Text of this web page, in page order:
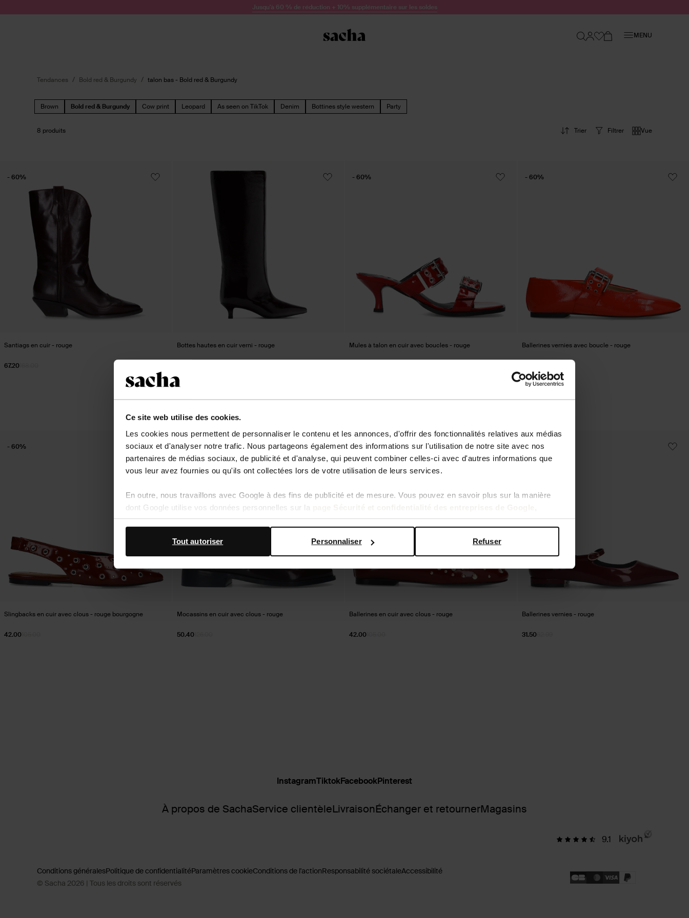
Ce site web utilise des cookies.
Les cookies nous permettent de personnaliser le contenu et les annonces, d'offrir des fonctionnalités relatives aux médias
sociaux et d'analyser notre trafic. Nous partageons également des informations sur l'utilisation de notre site avec nos
partenaires de médias sociaux, de publicité et d'analyse, qui peuvent combiner celles-ci avec d'autres informations que
vous leur avez fournies ou qu'ils ont collectées lors de votre utilisation de leurs services.
En outre, nous travaillons avec Google à des fins de publicité et de mesure. Vous pouvez en savoir plus sur la manière
dont Google utilise vos données personnelles sur la
Refuser
Personnaliser
Tout autoriser
Jusqu'à 60 % de réduction + 10% supplémentaire sur les soldes
MENU
Tendances Bold red & Burgundy talon bas - Bold red & Burgundy
Brown Bold red & Burgundy Cow print Leopard As seen on TikTok Denim Bottines style western Party
Filtrer Vue
8 produits Trier
Santiags en cuir - rouge
67.20
- 60%
Bottes hautes en cuir verni - rouge Mules à talon en cuir avec boucles - rouge
- 60%
Ballerines vernies avec boucle - rouge
- 60%
Slingbacks en cuir avec clous - rouge bourgogne
42.00
- 60%
Mocassins en cuir avec clous - rouge
126.00
50.40
- 60%
Ballerines en cuir avec clous - rouge
42.00
- 60%
Ballerines vernies - rouge
62.99
31.50
- 50%
À propos de SachaService clientèleLivraisonÉchanger et retournerMagasins
InstagramTiktokFacebookPinterest
9.1
Conditions généralesPolitique de confidentialitéParamètres cookieConditions de l'actionResponsabilité sociétaleAccessibilité
© Sacha 2026 | Tous les droits sont réservés